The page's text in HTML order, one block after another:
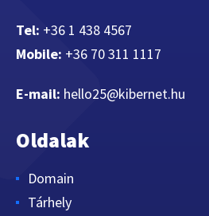
Tel: +36 1 438 4567
Mobile: +36 70 311 1117
E-mail: hello25@kibernet.hu
Oldalak
Domain
Tárhely